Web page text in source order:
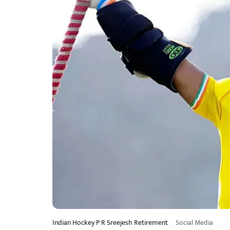
Indian Hockey P R Sreejesh Retirement Social Media